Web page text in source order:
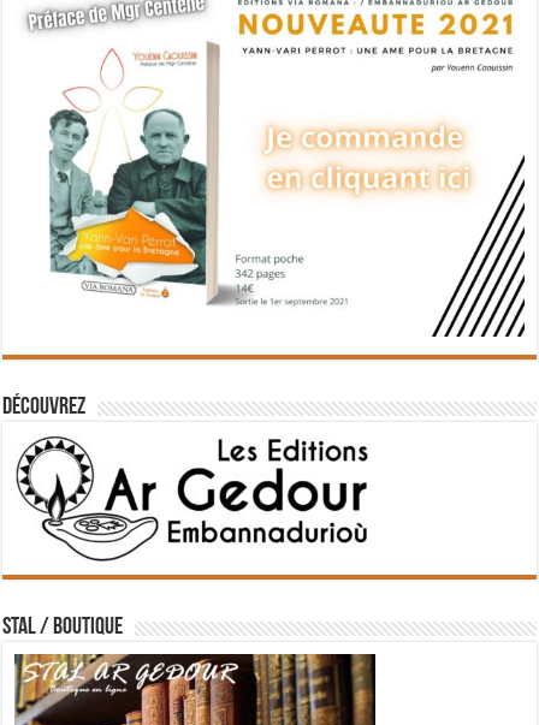
Découvrez
STAL / BOUTIQUE